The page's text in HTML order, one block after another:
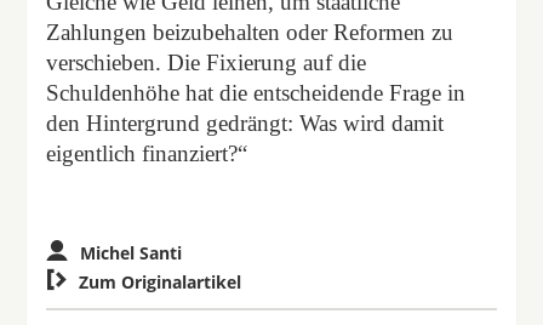
Zahlungen beizubehalten oder Reformen zu
verschieben. Die Fixierung auf die
Schuldenhöhe hat die entscheidende Frage in
den Hintergrund gedrängt: Was wird damit
eigentlich finanziert?“
Michel Santi
 Zum Originalartikel